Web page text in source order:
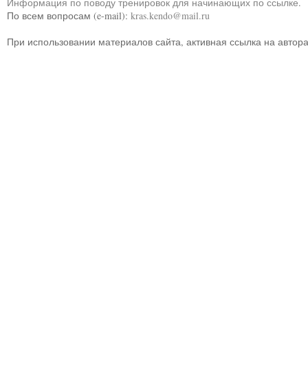
По всем вопросам (e-mail): kras.kendo@mail.ru
При использовании материалов сайта, активная ссылка на